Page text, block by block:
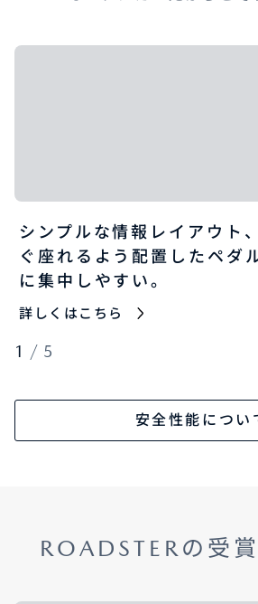
シンプルな情報レイアウト
ぐ座れるよう配置したペダ
に集中しやすい。
詳しくはこちら
1 / 5
安全性能につい
ROADSTERの受